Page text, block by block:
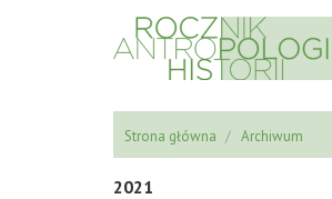
Strona główna Archiwum
2021